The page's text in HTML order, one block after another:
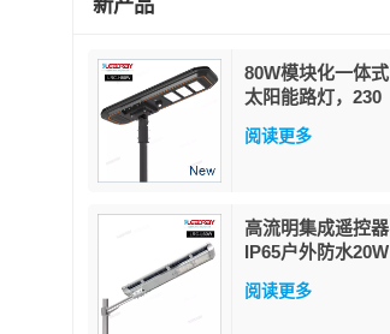
新产品
80W模块化一体式
太阳能路灯，230
带PIR人体感应器
用级磷酸铁锂电池
阅读更多
高流明集成遥控器
IP65户外防水20W
LED太阳能路灯
阅读更多